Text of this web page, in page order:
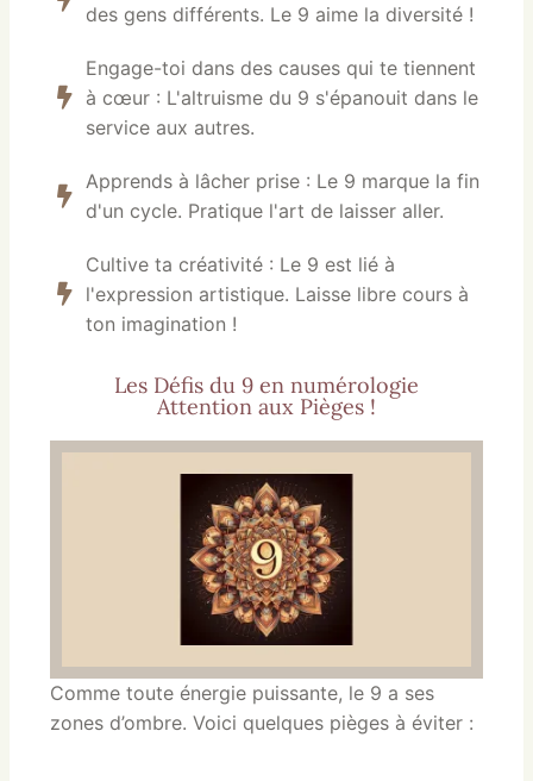
des gens différents. Le 9 aime la diversité !
Engage-toi dans des causes qui te tiennent
à cœur : L'altruisme du 9 s'épanouit dans le
service aux autres.
Apprends à lâcher prise : Le 9 marque la fin
d'un cycle. Pratique l'art de laisser aller.
Cultive ta créativité : Le 9 est lié à
l'expression artistique. Laisse libre cours à
ton imagination !
Les Défis du 9 en numérologie
Attention aux Pièges !
Comme toute énergie puissante, le 9 a ses
zones d’ombre. Voici quelques pièges à éviter :